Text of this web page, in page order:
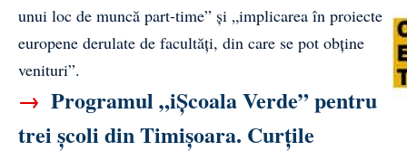
unui loc de muncă part-time” și „implicarea în proiecte
europene derulate de facultăți, din care se pot obține
venituri”.
→ Programul „iȘcoala Verde” pentru
trei școli din Timișoara. Curțile